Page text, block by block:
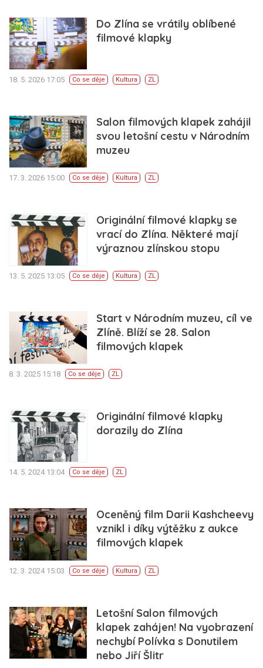
Do Zlína se vrátily oblíbené
filmové klapky
18. 5. 2026 17:05 Co se děje Kultura ZL
Salon filmových klapek zahájil
svou letošní cestu v Národním
muzeu
17. 3. 2026 15:00 Co se děje Kultura ZL
Originální filmové klapky se
vrací do Zlína. Některé mají
výraznou zlínskou stopu
13. 5. 2025 13:05 Co se děje Kultura ZL
Start v Národním muzeu, cíl ve
Zlíně. Blíží se 28. Salon
filmových klapek
8. 3. 2025 15:18 Co se děje ZL
Originální filmové klapky
dorazily do Zlína
14. 5. 2024 13:04 Co se děje ZL
Oceněný film Darii Kashcheevy
vznikl i díky výtěžku z aukce
filmových klapek
12. 3. 2024 15:03 Co se děje Kultura ZL
Letošní Salon filmových
klapek zahájen! Na vyobrazení
nechybí Polívka s Donutilem
nebo Jiří Šlitr